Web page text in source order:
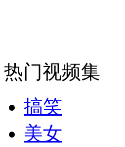
走！跟着总书记去植树
消防员救轻生者
热门视频集
搞笑
美女